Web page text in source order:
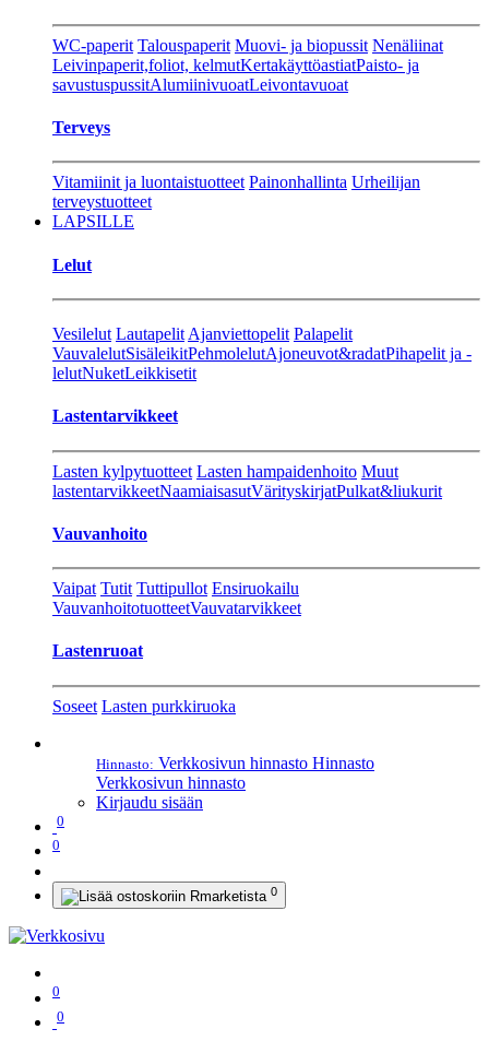
WC-paperit Talouspaperit Muovi- ja biopussit Nenäliinat
Leivinpaperit,foliot, kelmutKertakäyttöastiatPaisto- ja
savustuspussitAlumiinivuoatLeivontavuoat
Terveys
Vitamiinit ja luontaistuotteet Painonhallinta Urheilijan
terveystuotteet
LAPSILLE
Lelut
Vesilelut Lautapelit Ajanviettopelit Palapelit
VauvalelutSisäleikitPehmolelutAjoneuvot&radatPihapelit ja -
lelutNuketLeikkisetit
Lastentarvikkeet
Lasten kylpytuotteet Lasten hampaidenhoito Muut
lastentarvikkeetNaamiaisasutVärityskirjatPulkat&liukurit
Vauvanhoito
Vaipat Tutit Tuttipullot Ensiruokailu
VauvanhoitotuotteetVauvatarvikkeet
Lastenruoat
Soseet Lasten purkkiruoka
Hinnasto: Verkkosivun hinnasto Hinnasto
Verkkosivun hinnasto
Kirjaudu sisään
0
0
0
0
0